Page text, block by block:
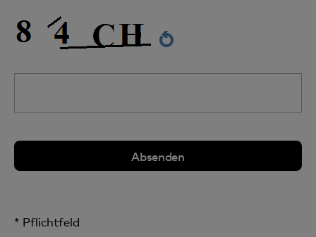
* Pflichtfeld